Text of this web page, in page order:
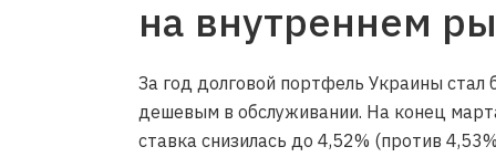
на внутреннем
За год долговой портфель Украины стал
дешевым в обслуживании. На конец
ставка снизилась до 4,52% (против